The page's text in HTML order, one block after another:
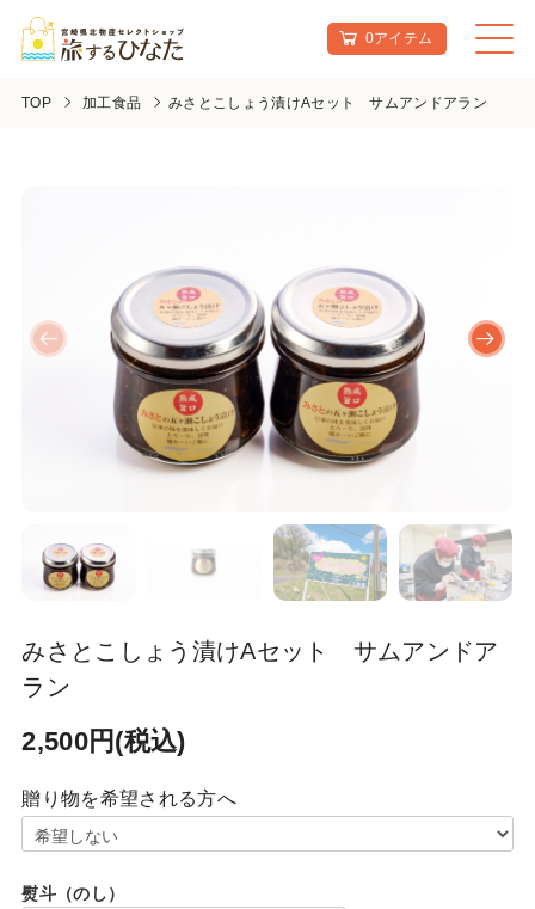
0アイテム
TOP 加工食品 みさとこしょう漬けAセット サムアンドアラン
みさとこしょう漬けAセット サムアンドア
ラン
2,500円(税込)
贈り物を希望される方へ
熨斗（のし）